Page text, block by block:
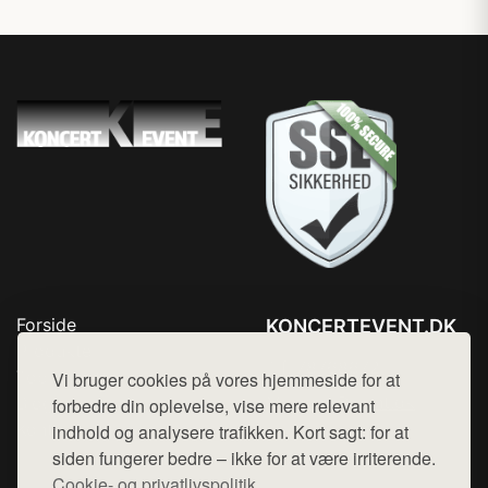
Vi bruger cookies på vores hjemmeside for at
forbedre din oplevelse, vise mere relevant
indhold og analysere trafikken. Kort sagt: for at
siden fungerer bedre – ikke for at være irriterende.
Forside
Top Rabatter
Blog
Kontakt
KONCERTEVENT.DK
Mail: hej@want.dk
Cookie- og privatlivspolitik